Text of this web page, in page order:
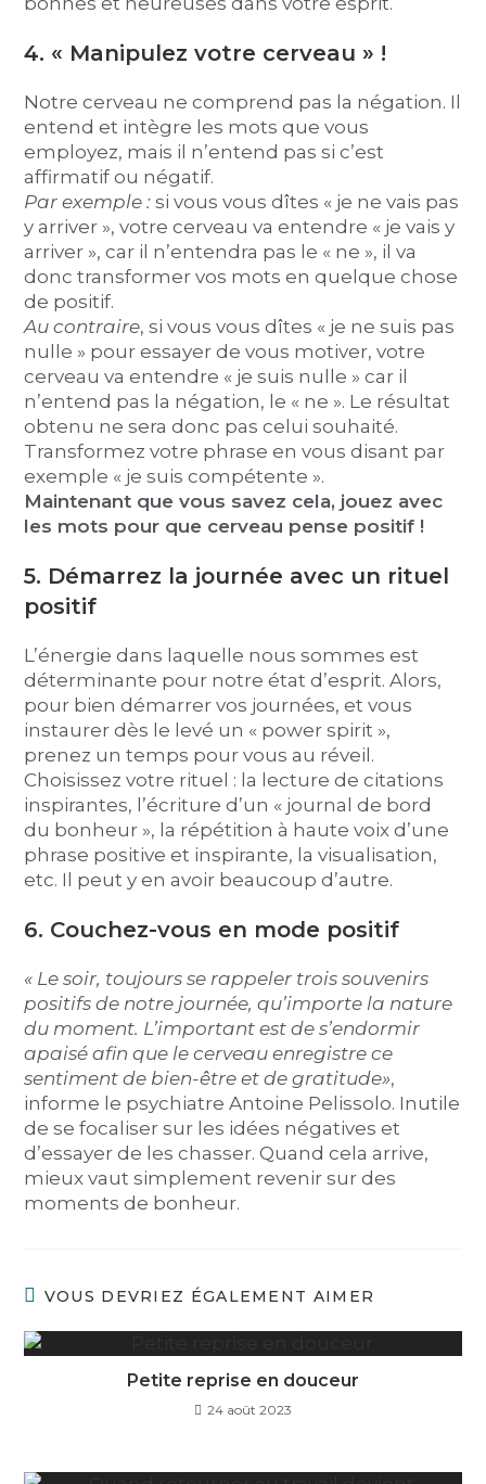
4. « Manipulez votre cerveau » !
Notre cerveau ne comprend pas la négation. Il
entend et intègre les mots que vous
employez, mais il n’entend pas si c’est
affirmatif ou négatif.
Par exemple : si vous vous dîtes « je ne vais pas
y arriver », votre cerveau va entendre « je vais y
arriver », car il n’entendra pas le « ne », il va
donc transformer vos mots en quelque chose
de positif.
Au contraire, si vous vous dîtes « je ne suis pas
nulle » pour essayer de vous motiver, votre
cerveau va entendre « je suis nulle » car il
n’entend pas la négation, le « ne ». Le résultat
obtenu ne sera donc pas celui souhaité.
Transformez votre phrase en vous disant par
exemple « je suis compétente ».
Maintenant que vous savez cela, jouez avec
les mots pour que cerveau pense positif !
5. Démarrez la journée avec un rituel
positif
L’énergie dans laquelle nous sommes est
déterminante pour notre état d’esprit. Alors,
pour bien démarrer vos journées, et vous
instaurer dès le levé un « power spirit »,
prenez un temps pour vous au réveil.
Choisissez votre rituel : la lecture de citations
inspirantes, l’écriture d’un « journal de bord
du bonheur », la répétition à haute voix d’une
phrase positive et inspirante, la visualisation,
etc. Il peut y en avoir beaucoup d’autre.
6. Couchez-vous en mode positif
« Le soir, toujours se rappeler trois souvenirs
positifs de notre journée, qu’importe la nature
du moment. L’important est de s’endormir
apaisé afin que le cerveau enregistre ce
sentiment de bien-être et de gratitude»,
informe le psychiatre Antoine Pelissolo. Inutile
de se focaliser sur les idées négatives et
d’essayer de les chasser. Quand cela arrive,
mieux vaut simplement revenir sur des
moments de bonheur.
VOUS DEVRIEZ ÉGALEMENT AIMER
Petite reprise en douceur
24 août 2023